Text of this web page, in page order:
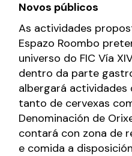
Novos públicos
As actividades
Espazo Roombo
universo do FIC Vía
dentro da parte
albergará
tanto de cervexas
Denominación de
contará con zona de
e comida a